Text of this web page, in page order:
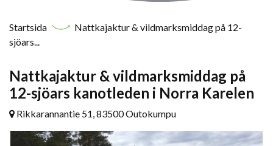
Startsida
Nattkajaktur & vildmarksmiddag på 12-
sjöars...
Nattkajaktur & vildmarksmiddag på
12-sjöars kanotleden i Norra Karelen
Rikkarannantie 51, 83500 Outokumpu